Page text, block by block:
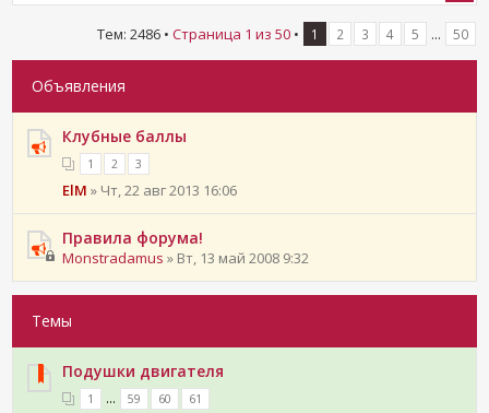
Тем: 2486 • Страница 1 из 50• 1 2 3 4 5 ... 50
Объявления
Клубные баллы
1 2 3
ElM » Чт, 22 авг 2013 16:06
Правила форума!
Monstradamus » Вт, 13 май 2008 9:32
Темы
Подушки двигателя
1 ... 59 60 61